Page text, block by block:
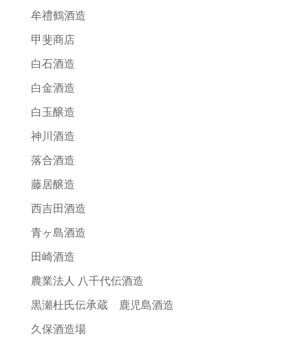
牟禮鶴酒造
甲斐商店
白石酒造
白金酒造
白玉醸造
神川酒造
落合酒造
藤居醸造
西吉田酒造
青ヶ島酒造
田崎酒造
農業法人 八千代伝酒造
黒瀬杜氏伝承蔵 鹿児島酒造
久保酒造場